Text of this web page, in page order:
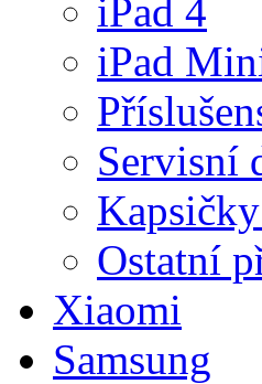
iPad 4
iPad
Servisní
Ostatní
Xiaomi
Samsung